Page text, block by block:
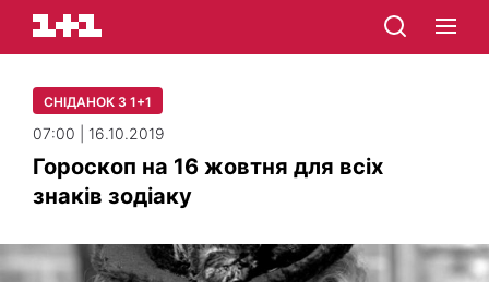
СНІДАНОК З 1+1
07:00 | 16.10.2019
Гороскоп на 16 жовтня для всіх
знаків зодіаку